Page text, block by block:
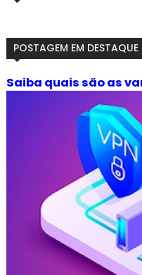
POSTAGEM EM DESTAQUE
Saiba quais são as